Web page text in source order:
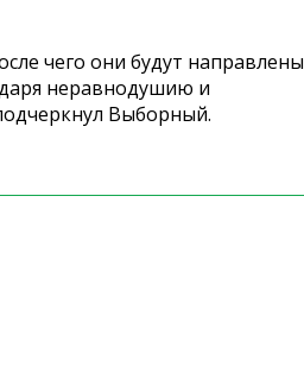
чего они будут направлены
неравнодушию и
Выборный.